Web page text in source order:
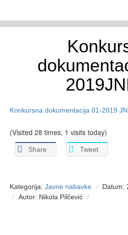
Konkursna dokumentacija 01-2019
(Visited 28 times, 1 visits today)
Share Tweet
Kategorija: Javne nabavke
Datum:
Autor: Nikola Pilčević